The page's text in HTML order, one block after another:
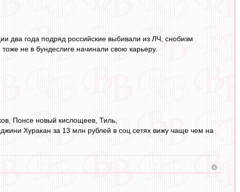
два года подряд российские выбивали из ЛЧ, снобизм
не в бундеслиге начинали свою карьеру.
Понсе новый кислощеев, Тиль,
Хуракан за 13 млн рублей в соц сетях вижу чаще чем на